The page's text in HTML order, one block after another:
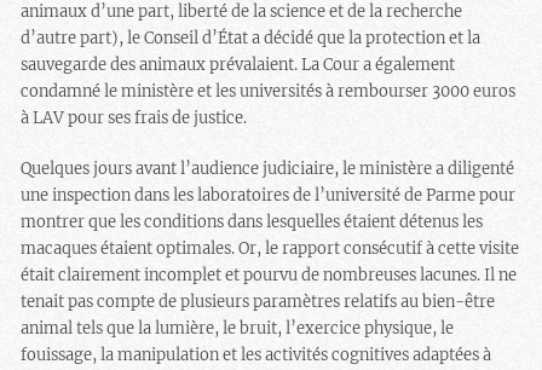
animaux d’une part, liberté de la science et de la recherche
d’autre part), le Conseil d’État a décidé que la protection et la
sauvegarde des animaux prévalaient. La Cour a également
condamné le ministère et les universités à rembourser 3000 euros
à LAV pour ses frais de justice.
Quelques jours avant l’audience judiciaire, le ministère a diligenté
une inspection dans les laboratoires de l’université de Parme pour
montrer que les conditions dans lesquelles étaient détenus les
macaques étaient optimales. Or, le rapport consécutif à cette visite
était clairement incomplet et pourvu de nombreuses lacunes. Il ne
tenait pas compte de plusieurs paramètres relatifs au bien-être
animal tels que la lumière, le bruit, l’exercice physique, le
fouissage, la manipulation et les activités cognitives adaptées à